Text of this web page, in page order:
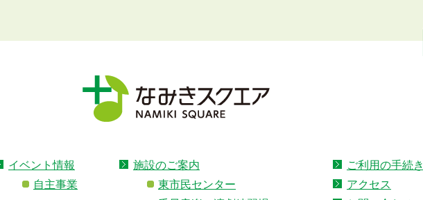
イベント情報
自主事業
施設のご案内
東市民センター
ご利用の手続き
アクセス